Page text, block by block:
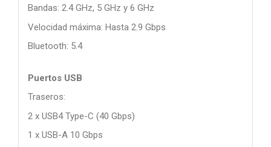
Bandas: 2.4 GHz, 5 GHz y 6 GHz
Velocidad máxima: Hasta 2.9 Gbps
Bluetooth: 5.4
Puertos USB
Traseros:
2 x USB4 Type-C (40 Gbps)
1 x USB-A 10 Gbps